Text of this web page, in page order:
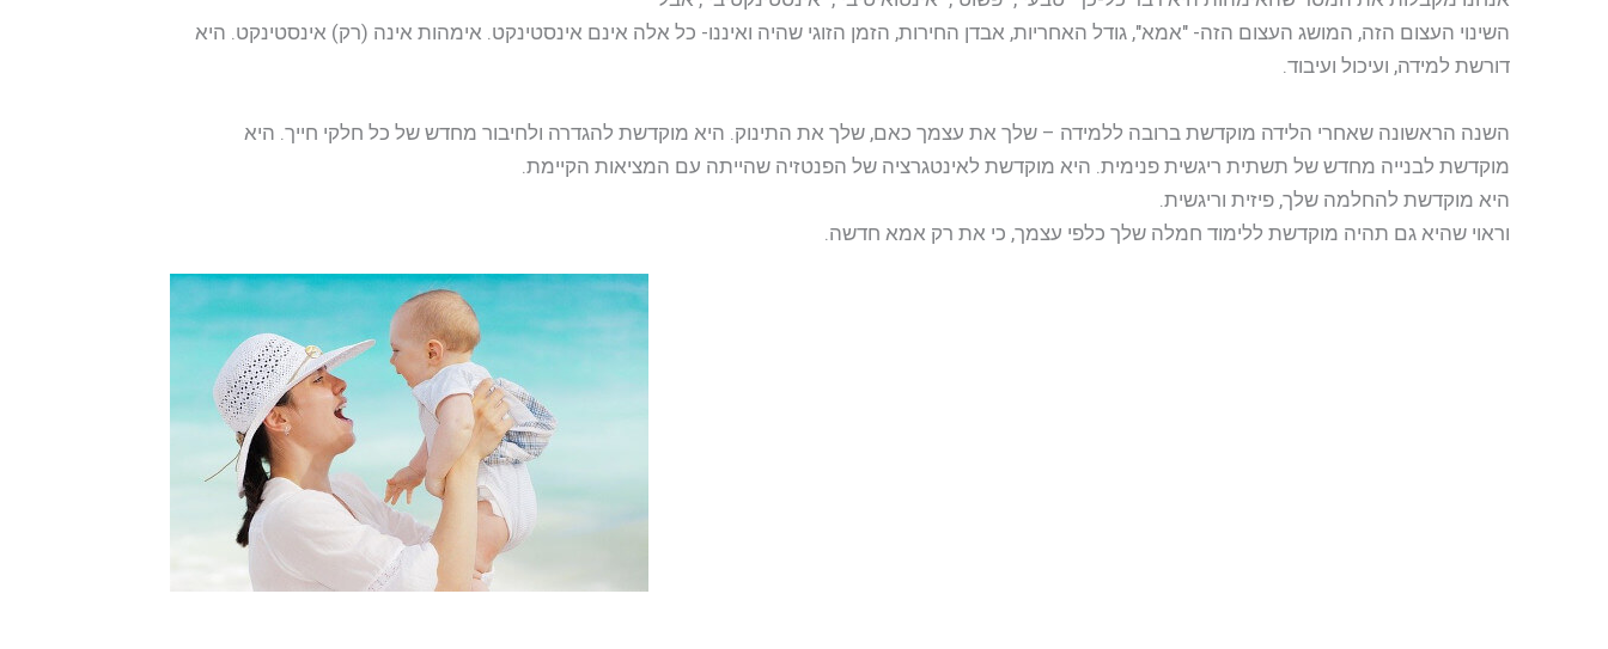
השינוי העצום הזה, המושג העצום הזה- "אמא", גודל האחריות, אבדן החירות, הזמן הזוגי שהיה ואיננו- כל אלה אינם אינסטינקט. אימהות אינה (רק) אינסטינקט. היא
דורשת למידה, ועיכול ועיבוד.
השנה הראשונה שאחרי הלידה מוקדשת ברובה ללמידה – שלך את עצמך כאם, שלך את התינוק. היא מוקדשת להגדרה ולחיבור מחדש של כל חלקי חייך. היא
מוקדשת לבנייה מחדש של תשתית ריגשית פנימית. היא מוקדשת לאינטגרציה של הפנטזיה שהייתה עם המציאות הקיימת.
היא מוקדשת להחלמה שלך, פיזית וריגשית.
וראוי שהיא גם תהיה מוקדשת ללימוד חמלה שלך כלפי עצמך, כי את רק אמא חדשה.